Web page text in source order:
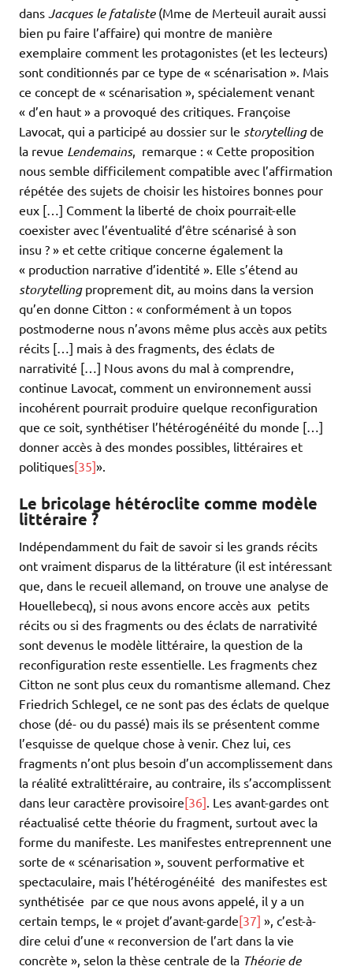
dans Jacques le fataliste(Mme de Merteuil aurait aussi
bien pu faire l’affaire) qui montre de manière
exemplaire comment les protagonistes (et les lecteurs)
sont conditionnés par ce type de « scénarisation ». Mais
ce concept de « scénarisation », spécialement venant
« d’en haut » a provoqué des critiques. Françoise
Lavocat, qui a participé au dossier sur le storytellingde
la revue Lendemains, remarque : « Cette proposition
nous semble difficilement compatible avec l’affirmation
répétée des sujets de choisir les histoires bonnes pour
eux […] Comment la liberté de choix pourrait-elle
coexister avec l’éventualité d’être scénarisé à son
insu ? » et cette critique concerne également la
« production narrative d’identité ». Elle s’étend au
storytellingproprement dit, au moins dans la version
qu’en donne Citton : « conformément à un topos
postmoderne nous n’avons même plus accès aux petits
récits […] mais à des fragments, des éclats de
narrativité […] Nous avons du mal à comprendre,
continue Lavocat, comment un environnement aussi
incohérent pourrait produire quelque reconfiguration
que ce soit, synthétiser l’hétérogénéité du monde […]
donner accès à des mondes possibles, littéraires et
politiques[35]».
Le bricolage hétéroclite comme modèle
littéraire ?
Indépendamment du fait de savoir si les grands récits
ont vraiment disparus de la littérature (il est intéressant
que, dans le recueil allemand, on trouve une analyse de
Houellebecq), si nous avons encore accès aux petits
récits ou si des fragments ou des éclats de narrativité
sont devenus le modèle littéraire, la question de la
reconfiguration reste essentielle. Les fragments chez
Citton ne sont plus ceux du romantisme allemand. Chez
Friedrich Schlegel, ce ne sont pas des éclats de quelque
chose (dé- ou du passé) mais ils se présentent comme
l’esquisse de quelque chose à venir. Chez lui, ces
fragments n’ont plus besoin d’un accomplissement dans
la réalité extralittéraire, au contraire, ils s’accomplissent
dans leur caractère provisoire[36]. Les avant-gardes ont
réactualisé cette théorie du fragment, surtout avec la
forme du manifeste. Les manifestes entreprennent une
sorte de « scénarisation », souvent performative et
spectaculaire, mais l’hétérogénéité des manifestes est
synthétisée par ce que nous avons appelé, il y a un
certain temps, le « projet d’avant-garde[37] », c’est-à-
dire celui d’une « reconversion de l’art dans la vie
concrète », selon la thèse centrale de la Théorie de